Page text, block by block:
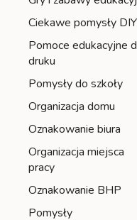
Ciekawe pomysły DIY
Pomoce edukacyjne
druku
Pomysły do szkoły
Organizacja domu
Oznakowanie biura
Organizacja miejsca
pracy
Oznakowanie BHP
Pomysły